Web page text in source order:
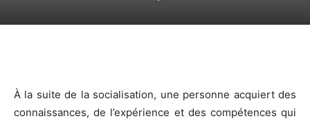
À la suite de la socialisation, une personne acquiert des
connaissances, de l’expérience et des compétences qui